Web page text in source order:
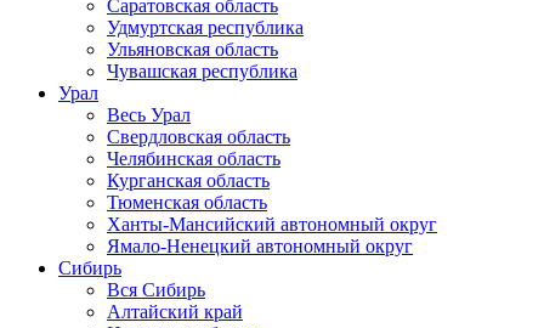
Саратовская область
Удмуртская республика
Ульяновская область
Чувашская республика
Урал
Весь Урал
Свердловская область
Челябинская область
Курганская область
Тюменская область
Ханты-Мансийский автономный округ
Ямало-Ненецкий автономный округ
Сибирь
Вся Сибирь
Алтайский край